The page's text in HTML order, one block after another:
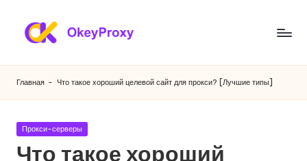
Перейти
Ж
и
л
ы
е
жилые
HTTP(S)/SOCKS5,
бесплатные
пробные
Главная - Что такое хороший целевой сайт для прокси? [Лучшие типы]
Опубликовано
Прокси-серверы
Что такое хороший